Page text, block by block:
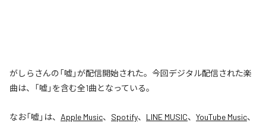
がしらさんの「嘘」が配信開始された。今回デジタル配信された楽
曲は、「嘘」を含む全1曲となっている。
なお「嘘」は、 Apple Music、 Spotify、 LINE MUSIC、 YouTube Music、